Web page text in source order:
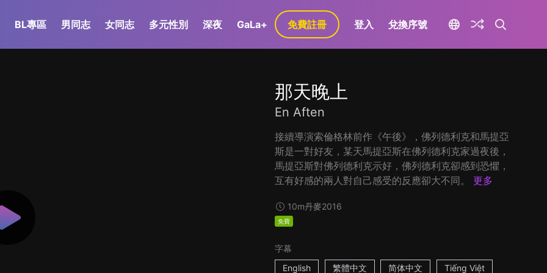
BL專區 男同志 女同志 多元性別 深夜 GaLa+ 免費註冊 登入 兌換序號
那天晚上
En Aften
接續導演索倫格林前作《午後》，佛列德利克和馬提亞
斯是一對好友，某天馬提亞斯在佛列德利克家過夜後，
馬提亞斯對佛列德利克示好，佛列德利克卻感到恐懼，
互有好感的兩人對自己感受的反應卻大不同。
更多
10m丹麥2016
免費
字幕
English
繁體中文 简体中文 Tiếng Việt